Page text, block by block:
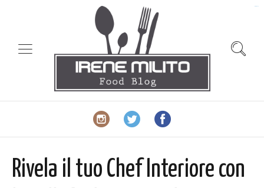
Rivela il tuo Chef Interiore con